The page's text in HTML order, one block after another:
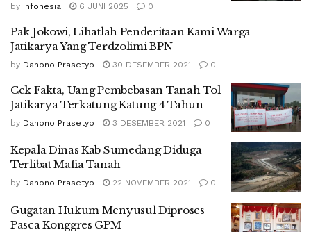
by infonesia 6 JUNI 2025 0
Pak Jokowi, Lihatlah Penderitaan Kami Warga
Jatikarya Yang Terdzolimi BPN
by Dahono Prasetyo 30 DESEMBER 2021 0
Cek Fakta, Uang Pembebasan Tanah Tol
Jatikarya Terkatung Katung 4 Tahun
by Dahono Prasetyo 3 DESEMBER 2021 0
Kepala Dinas Kab Sumedang Diduga
Terlibat Mafia Tanah
by Dahono Prasetyo 22 NOVEMBER 2021 0
Gugatan Hukum Menyusul Diproses
Pasca Konggres GPM